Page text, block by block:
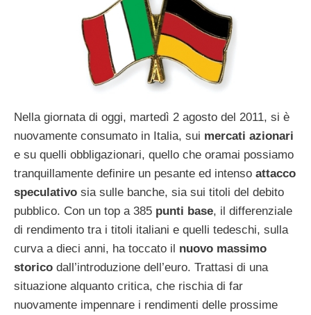
Nella giornata di oggi, martedì 2 agosto del 2011, si è
nuovamente consumato in Italia, sui mercati azionari
e su quelli obbligazionari, quello che oramai possiamo
tranquillamente definire un pesante ed intenso attacco
speculativo sia sulle banche, sia sui titoli del debito
pubblico. Con un top a 385 punti base, il differenziale
di rendimento tra i titoli italiani e quelli tedeschi, sulla
curva a dieci anni, ha toccato il nuovo massimo
storico dall’introduzione dell’euro. Trattasi di una
situazione alquanto critica, che rischia di far
nuovamente impennare i rendimenti delle prossime